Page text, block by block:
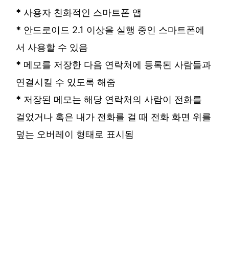
* 사용자 친화적인 스마트폰 앱
* 안드로이드 2.1 이상을 실행 중인 스마트폰에
서 사용할 수 있음
* 메모를 저장한 다음 연락처에 등록된 사람들과
연결시킬 수 있도록 해줌
* 저장된 메모는 해당 연락처의 사람이 전화를
걸었거나 혹은 내가 전화를 걸 때 전화 화면 위를
덮는 오버레이 형태로 표시됨